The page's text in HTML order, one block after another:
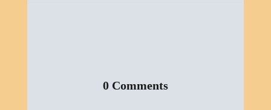
0 Comments